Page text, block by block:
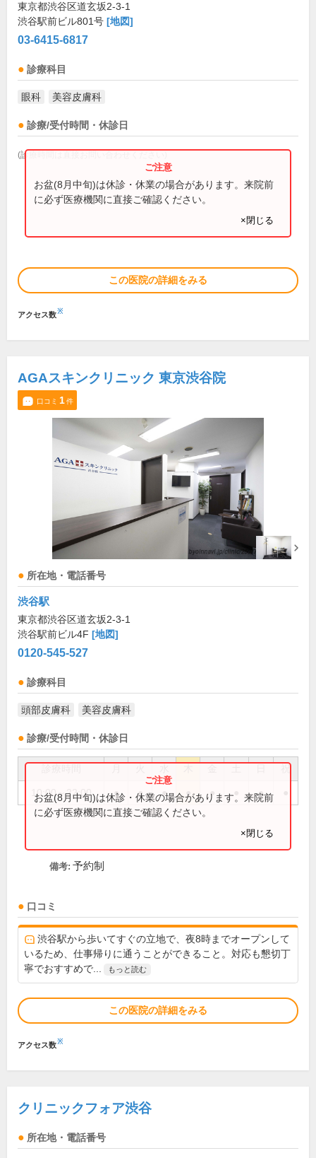
東京都渋谷区道玄坂2-3-1
渋谷駅前ビル801号 [地図]
03-6415-6817
診療科目
眼科 美容皮膚科
診療/受付時間・休診日
(診療時間は直接お問い合わせください)
お盆(8月中旬)は休診・休業の場合があります。来院前
に必ず医療機関に直接ご確認ください。
×閉じる
この医院の詳細をみる
アクセス数※
AGAスキンクリニック 東京渋谷院
口コミ 1件
所在地・電話番号
渋谷駅
東京都渋谷区道玄坂2-3-1
渋谷駅前ビル4F [地図]
0120-545-527
診療科目
頭部皮膚科 美容皮膚科
診療/受付時間・休診日
祝
10:00～22:00 ● ● ● ● ● ●
お盆(8月中旬)は休診・休業の場合があります。来院前
に必ず医療機関に直接ご確認ください。
×閉じる
備考: 予約制
口コミ
渋谷駅から歩いてすぐの立地で、夜8時までオープンして
いるため、仕事帰りに通うことができること。対応も懇切丁
寧でおすすめで...
もっと読む
この医院の詳細をみる
アクセス数※
クリニックフォア渋谷
所在地・電話番号